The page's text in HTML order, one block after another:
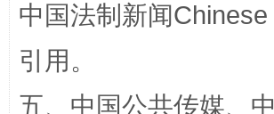
这是一记警钟！
中国法制新闻
引用。
五、中国公共传媒、